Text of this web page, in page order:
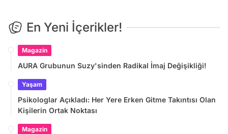
En Yeni İçerikler!
Magazin
AURA Grubunun Suzy'sinden Radikal İmaj Değişikliği!
Yaşam
Psikologlar Açıkladı: Her Yere Erken Gitme Takıntısı Olan
Kişilerin Ortak Noktası
Magazin